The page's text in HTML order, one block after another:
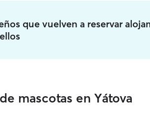
que vuelven a reservar
mascotas en Yátova